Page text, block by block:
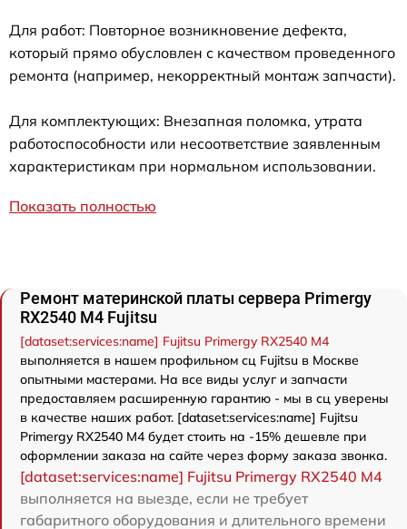
Для работ: Повторное возникновение дефекта,
который прямо обусловлен с качеством проведенного
ремонта (например, некорректный монтаж запчасти).
Для комплектующих: Внезапная поломка, утрата
работоспособности или несоответствие заявленным
характеристикам при нормальном использовании.
Показать полностью
Ремонт материнской платы сервера Primergy
RX2540 M4 Fujitsu
[dataset:services:name] Fujitsu Primergy RX2540 M4
выполняется в нашем профильном сц Fujitsu в Москве
опытными мастерами. На все виды услуг и запчасти
предоставляем расширенную гарантию - мы в сц уверены
в качестве наших работ. [dataset:services:name] Fujitsu
Primergy RX2540 M4 будет стоить на -15% дешевле при
оформлении заказа на сайте через форму заказа звонка.
[dataset:services:name] Fujitsu Primergy RX2540 M4
выполняется на выезде, если не требует
габаритного оборудования и длительного времени